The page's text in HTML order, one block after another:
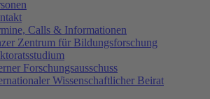
Calls & Informationen
Zentrum für Bildungsforschung
Forschungsausschuss
Wissenschaftlicher Beirat